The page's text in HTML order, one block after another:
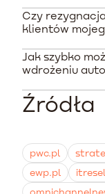
Proaktywny
moment
zapasów u
Podstawą jest
automation.
segmentację
replenishment.
Czy
klientów
Klienci cenią
Zastąpienie
Jak szybko
wdrożeniu
Efekty są
procesy
etapów życia
wzrost
Źródła
pwc.pl
ewp.pl